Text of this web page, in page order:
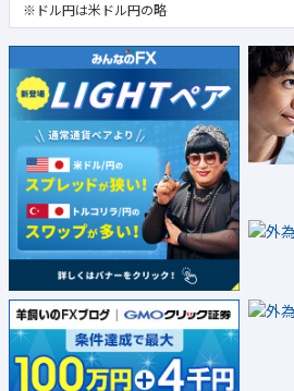
※ドル円は米ドル円の略